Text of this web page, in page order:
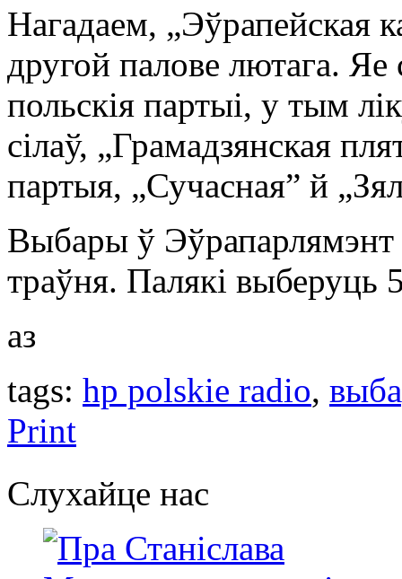
Нагадаем, „Эўрапейская
другой палове лютага.
польскія партыі, у тым
сілаў, „Грамадзянская
партыя, „Сучасная” й
Выбары ў
траўня. Палякі выберуць
аз
tags: hp polskie radio,
Print
Слухайце нас